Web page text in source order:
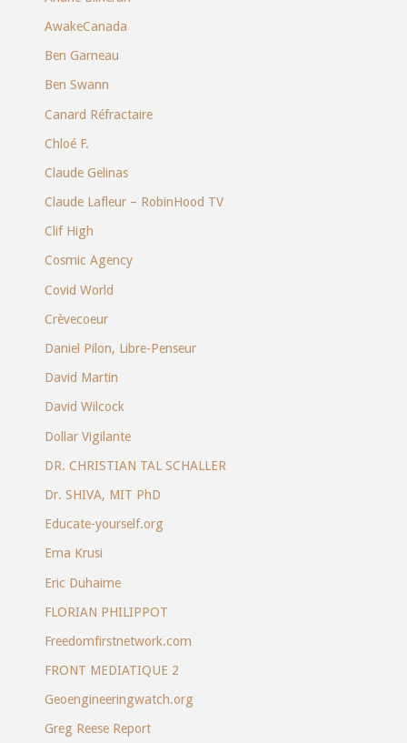
AwakeCanada
Ben Garneau
Ben Swann
Canard Réfractaire
Chloé F.
Claude Gelinas
Claude Lafleur – RobinHood TV
Clif High
Cosmic Agency
Covid World
Crèvecoeur
Daniel Pilon, Libre-Penseur
David Martin
David Wilcock
Dollar Vigilante
DR. CHRISTIAN TAL SCHALLER
Dr. SHIVA, MIT PhD
Educate-yourself.org
Ema Krusi
Eric Duhaime
FLORIAN PHILIPPOT
Freedomfirstnetwork.com
FRONT MEDIATIQUE 2
Geoengineeringwatch.org
Greg Reese Report